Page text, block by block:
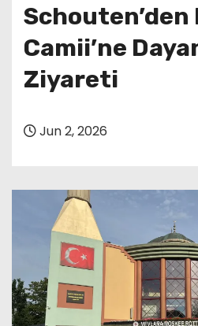
Schouten’den
Camii’ne
Ziyareti
Jun 2, 2026